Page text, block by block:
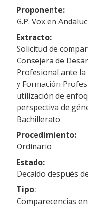
Proponente:
G.P. Vox en
Extracto:
Solicitud de
Consejera de
Profesional ante la
y Formación
utilización de
perspectiva de
Bachillerato
Procedimiento:
Ordinario
Estado:
Decaído después
Tipo:
Comparecencias